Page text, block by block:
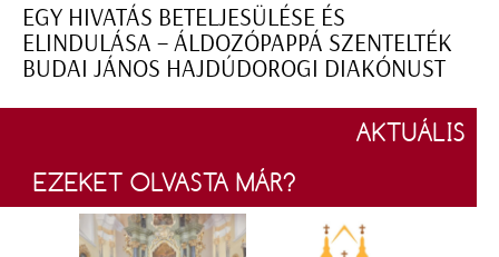
EGY HIVATÁS BETELJESÜLÉSE ÉS
ELINDULÁSA – ÁLDOZÓPAPPÁ SZENTELTÉK
BUDAI JÁNOS HAJDÚDOROGI DIAKÓNUST
AKTUÁLIS
EZEKET OLVASTA MÁR?